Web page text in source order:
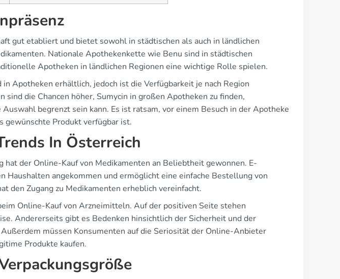
gut etabliert und bietet sowohl in städtischen als auch in ländlichen
Nationale Apothekenkette wie Benu sind in städtischen
Apotheken in ländlichen Regionen eine wichtige Rolle spielen.
Apotheken erhältlich, jedoch ist die Verfügbarkeit je nach Region
sind die Chancen höher, Sumycin in großen Apotheken zu finden,
begrenzt sein kann. Es ist ratsam, vor einem Besuch in der Apotheke
gewünschte Produkt verfügbar ist.
In Österreich
der Online-Kauf von Medikamenten an Beliebtheit gewonnen. E-
Haushalten angekommen und ermöglicht eine einfache Bestellung von
den Zugang zu Medikamenten erheblich vereinfacht.
Online-Kauf von Arzneimitteln. Auf der positiven Seite stehen
Andererseits gibt es Bedenken hinsichtlich der Sicherheit und der
müssen Konsumenten auf die Seriosität der Online-Anbieter
Produkte kaufen.